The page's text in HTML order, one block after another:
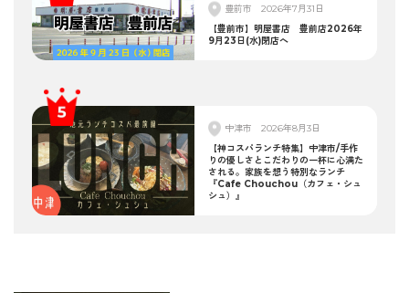
豊前市
2026年7月31日
【豊前市】明屋書店 豊前店2026年
9月23日(水)閉店へ
中津市
2026年8月3日
【神コスパランチ特集】中津市/手作
りの優しさとこだわりの一杯に心満た
される。家族を想う特別なランチ
『Cafe Chouchou（カフェ・シュ
シュ）』